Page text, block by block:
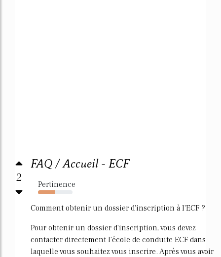
2
FAQ / Accueil - ECF
Pertinence
48%
Comment obtenir un dossier d'inscription à l'ECF ?
Pour obtenir un dossier d'inscription, vous devez
contacter directement l'école de conduite ECF dans
laquelle vous souhaitez vous inscrire. Après vous avoir